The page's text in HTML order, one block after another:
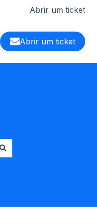
Abrir um ticket
Abrir um ticket